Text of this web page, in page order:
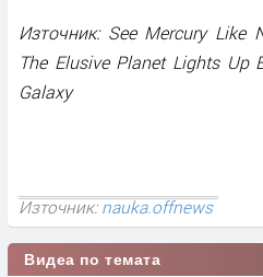
Източник: See Mercury Like
The Elusive Planet Lights Up
Galaxy
Източник: nauka.offnews
Видеа по темата